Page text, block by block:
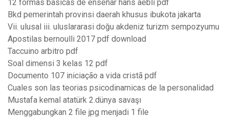
12 formas basicas de enseñar hans aebli pdf
Bkd pemerintah provinsi daerah khusus ibukota jakarta
Vii. ulusal iii. uluslararasi doğu akdeniz turizm sempozyumu
Apostilas bernoulli 2017 pdf download
Taccuino arbitro pdf
Soal dimensi 3 kelas 12 pdf
Documento 107 iniciação a vida cristã pdf
Cuales son las teorias psicodinamicas de la personalidad
Mustafa kemal atatürk 2.dünya savaşı
Menggabungkan 2 file jpg menjadi 1 file